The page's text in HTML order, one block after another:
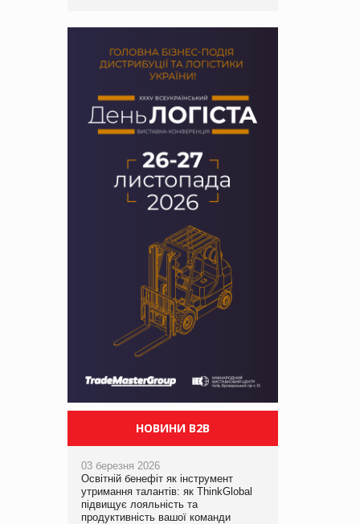
НОВИНИ B2B
03 березня 2026
Освітній бенефіт як інструмент
утримання талантів: як ThinkGlobal
підвищує лояльність та
продуктивність вашої команди